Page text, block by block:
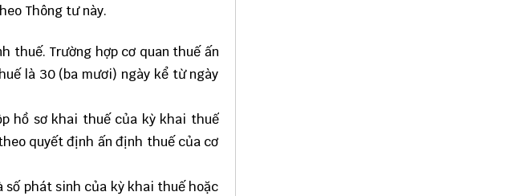
Thông tư này.
thuế. Trường hợp cơ quan thuế ấn
là 30 (ba mươi) ngày kể từ ngày
hồ sơ khai thuế của kỳ khai thuế
quyết định ấn định thuế của cơ
số phát sinh của kỳ khai thuế hoặc